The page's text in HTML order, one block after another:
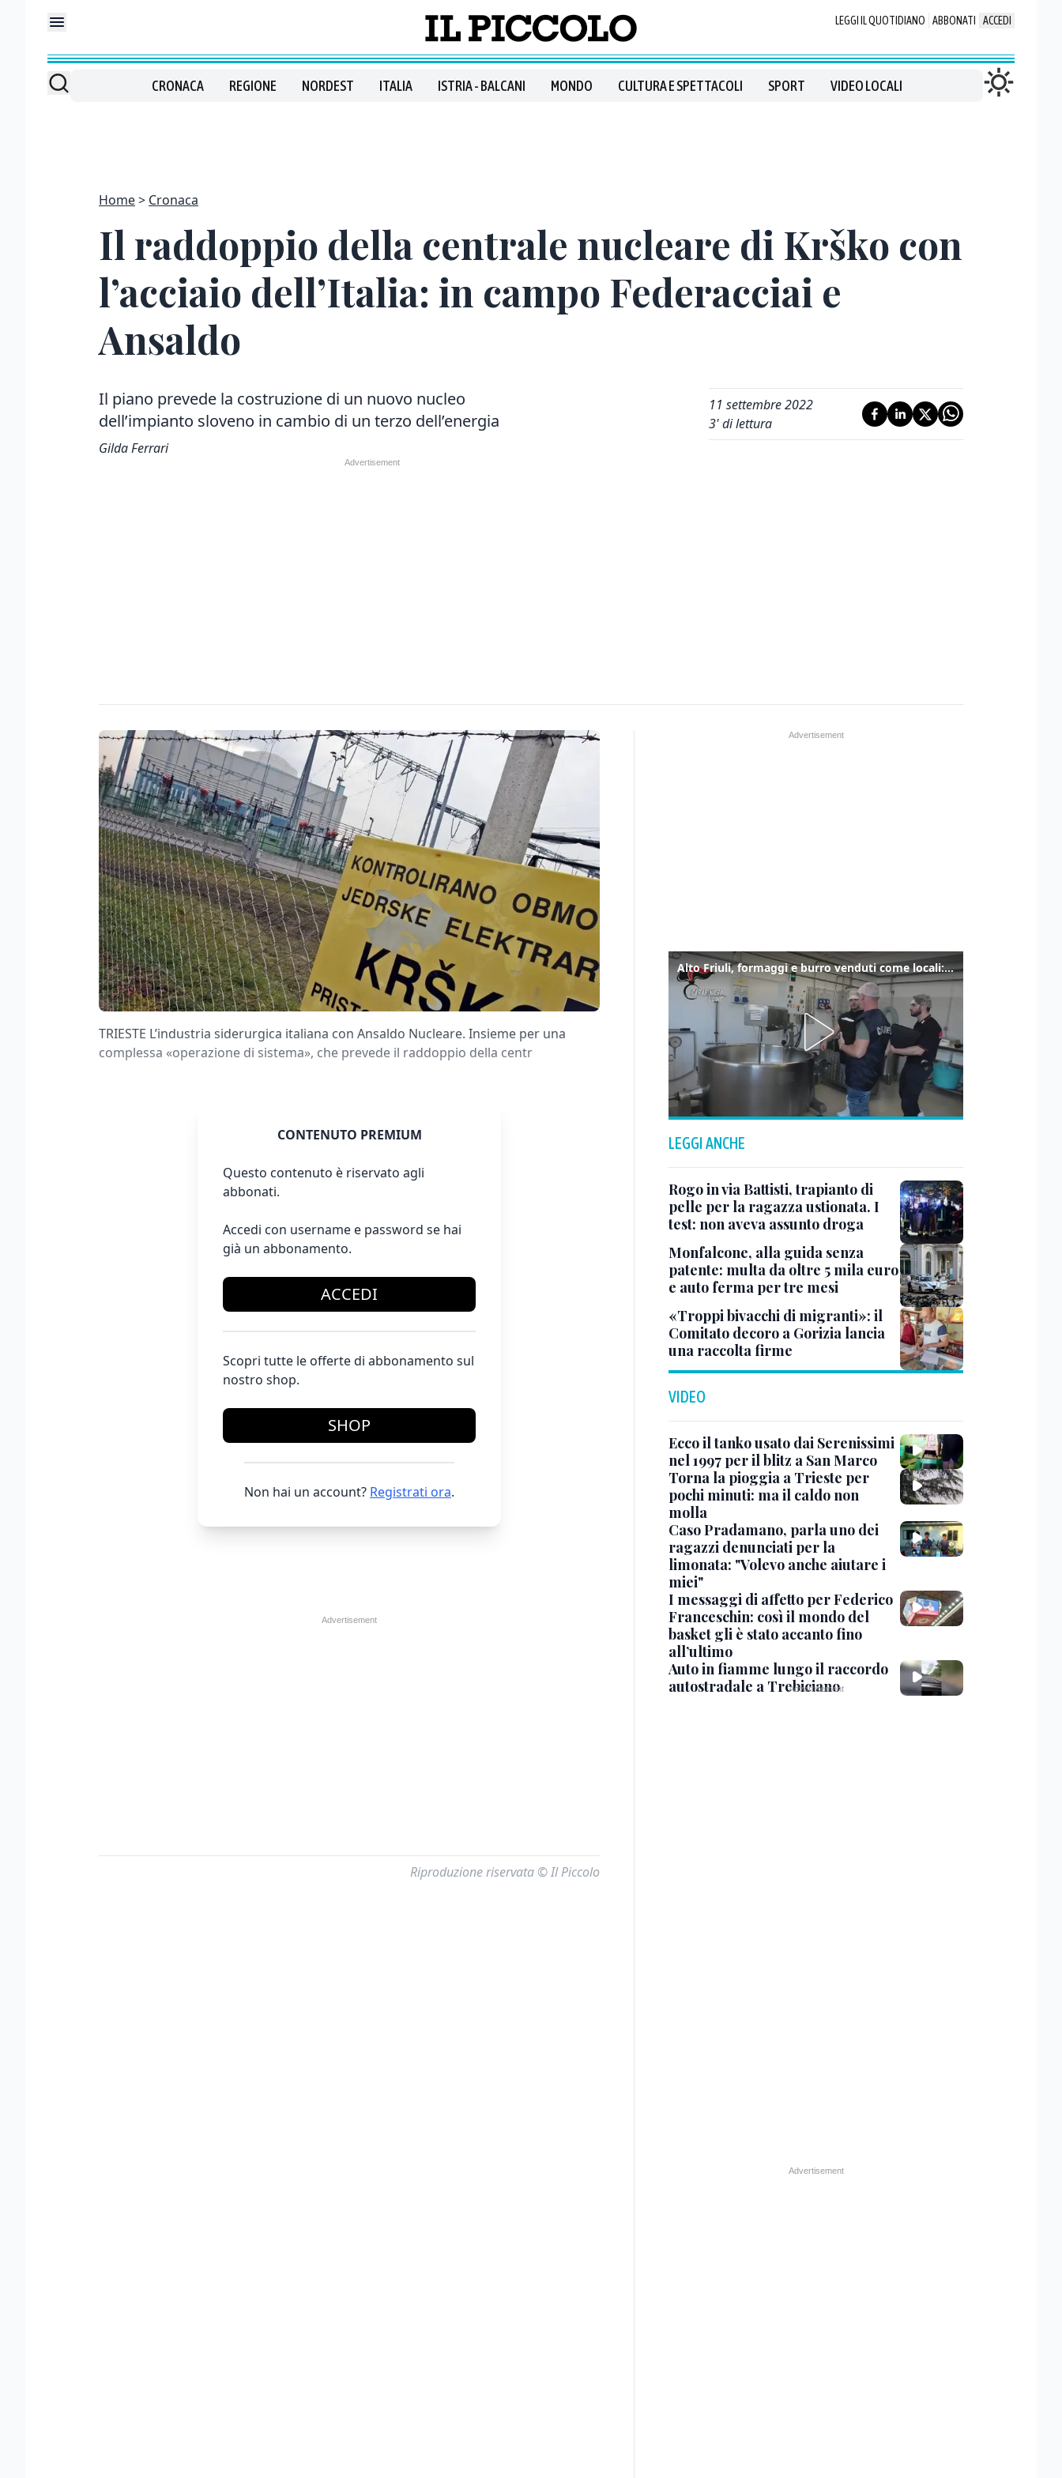
LEGGI IL QUOTIDIANO ABBONATI ACCEDI
CRONACA REGIONE NORDEST ITALIA ISTRIA - BALCANI MONDO CULTURA E SPETTACOLI SPORT VIDEO LOCALI
Home Cronaca
Il raddoppio della centrale nucleare di Krško con
l’acciaio dell’Italia: in campo Federacciai e
Ansaldo
Il piano prevede la costruzione di un nuovo nucleo
dell’impianto sloveno in cambio di un terzo dell’energia
Gilda Ferrari
11 settembre 2022
3' di lettura
TRIESTE L’industria siderurgica italiana con Ansaldo Nucleare. Insieme per una
complessa «operazione di sistema», che prevede il raddoppio della centr
CONTENUTO PREMIUM
Questo contenuto è riservato agli
abbonati.
Accedi con username e password se hai
già un abbonamento.
ACCEDI
Scopri tutte le offerte di abbonamento sul
nostro shop.
SHOP
Non hai un account? Registrati ora.
Riproduzione riservata © Il Piccolo
Alto Friuli, formaggi e burro venduti come locali: nei prodotti latte da fuori regione e dall’estero
LEGGI ANCHE
Rogo in via Battisti, trapianto di
pelle per la ragazza ustionata. I
test: non aveva assunto droga
Monfalcone, alla guida senza
patente: multa da oltre 5 mila euro
e auto ferma per tre mesi
«Troppi bivacchi di migranti»: il
Comitato decoro a Gorizia lancia
una raccolta firme
VIDEO
Ecco il tanko usato dai Serenissimi
nel 1997 per il blitz a San Marco
Torna la pioggia a Trieste per
pochi minuti: ma il caldo non
molla
Caso Pradamano, parla uno dei
ragazzi denunciati per la
limonata: "Volevo anche aiutare i
miei"
I messaggi di affetto per Federico
Franceschin: così il mondo del
basket gli è stato accanto fino
all’ultimo
Auto in fiamme lungo il raccordo
autostradale a Trebiciano